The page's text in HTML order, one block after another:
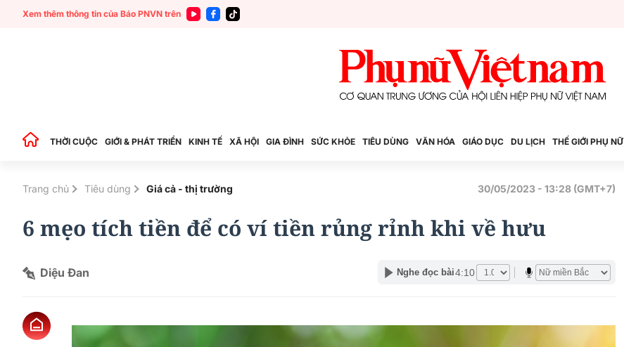
Xem thêm thông tin của Báo PNVN trên
THỜI CUỘC GIỚI & PHÁT TRIỂN KINH TẾ XÃ HỘI GIA ĐÌNH SỨC KHỎE TIÊU DÙNG VĂN HÓA GIÁO DỤC DU LỊCH THẾ GIỚI PHỤ NỮ
Trang chủ Tiêu dùng Giá cả - thị trường 30/05/2023 - 13:28 (GMT+7)
6 mẹo tích tiền để có ví tiền rủng rỉnh khi về hưu
Diệu Đan Nghe đọc bài4:10